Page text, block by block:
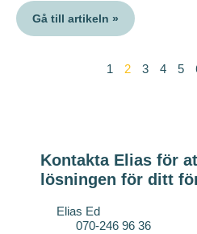
Gå till artikeln »
1 2 3 4 5
Kontakta Elias för
lösningen för ditt
Elias Ed
070-246 96 36